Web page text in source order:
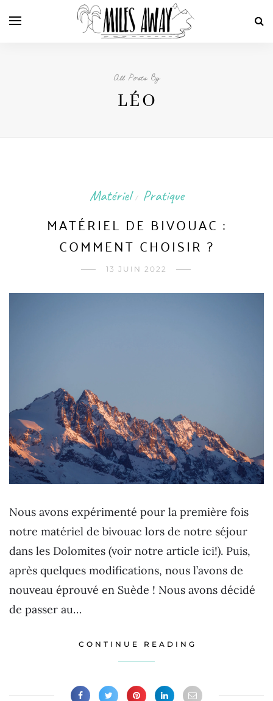
All Posts By
LÉO
Matériel / Pratique
MATÉRIEL DE BIVOUAC :
COMMENT CHOISIR ?
13 JUIN 2022
Nous avons expérimenté pour la première fois
notre matériel de bivouac lors de notre séjour
dans les Dolomites (voir notre article ici!). Puis,
après quelques modifications, nous l’avons de
nouveau éprouvé en Suède ! Nous avons décidé
de passer au…
CONTINUE READING